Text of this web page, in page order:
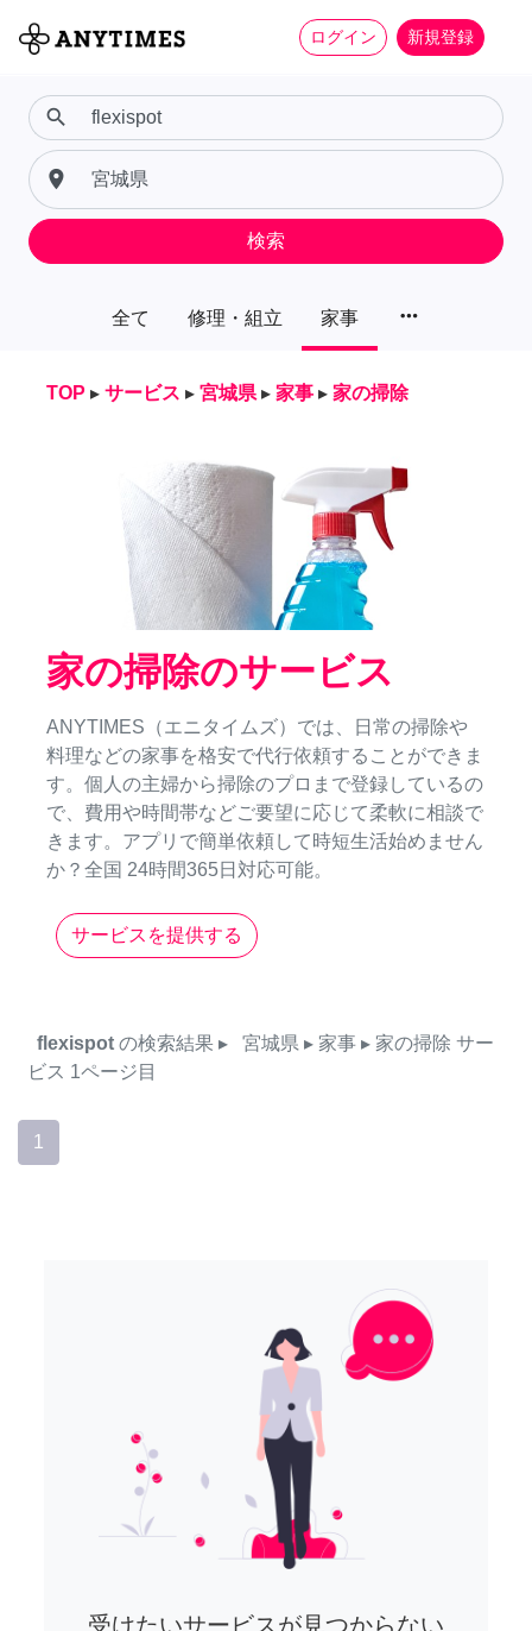
ログイン 新規登録
全て 修理・組立 家事 more_horiz
search
place
検索
TOP ▸ サービス ▸ 宮城県 ▸ 家事 ▸ 家の掃除
家の掃除のサービス
ANYTIMES（エニタイムズ）では、日常の掃除や
料理などの家事を格安で代行依頼することができま
す。個人の主婦から掃除のプロまで登録しているの
で、費用や時間帯などご要望に応じて柔軟に相談で
きます。アプリで簡単依頼して時短生活始めません
か？全国 24時間365日対応可能。
サービスを提供する
flexispot の検索結果 ▸ 宮城県 ▸ 家事 ▸ 家の掃除 サー
ビス 1ページ目
1
受けたいサービスが見つからない